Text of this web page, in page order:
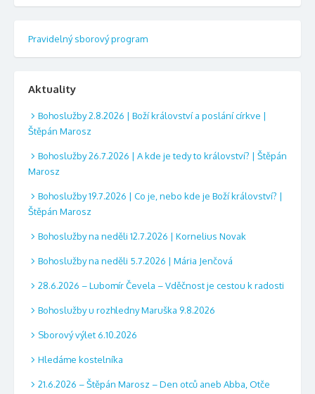
Pravidelný sborový program
Aktuality
Bohoslužby 2.8.2026 | Boží království a poslání církve |
Štěpán Marosz
Bohoslužby 26.7.2026 | A kde je tedy to království? | Štěpán
Marosz
Bohoslužby 19.7.2026 | Co je, nebo kde je Boží království? |
Štěpán Marosz
Bohoslužby na neděli 12.7.2026 | Kornelius Novak
Bohoslužby na neděli 5.7.2026 | Mária Jenčová
28.6.2026 – Lubomír Čevela – Vděčnost je cestou k radosti
Bohoslužby u rozhledny Maruška 9.8.2026
Sborový výlet 6.10.2026
Hledáme kostelníka
21.6.2026 – Štěpán Marosz – Den otců aneb Abba, Otče